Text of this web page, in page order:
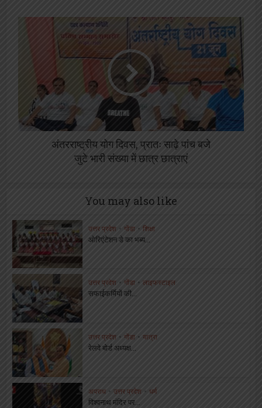
अंतरराष्ट्रीय योग दिवस, प्रातः साढ़े पांच बजे
जुटे भारी संख्या में छात्र छात्राएं
You may also like
उत्तर प्रदेश गोंडा • शिक्षा
ओरिएंटेशन डे का भब्य...
उत्तर प्रदेश • गोंडा • लाइफस्टाइल
सफाईकर्मियों की...
उत्तर प्रदेश • गोंडा • यात्रा
रेलवे बोर्ड अध्यक्ष...
अपराध उत्तर प्रदेश • धर्म
विश्वनाथ मंदिर पर...